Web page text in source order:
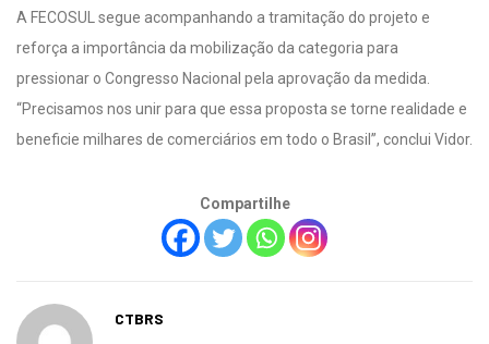
A FECOSUL segue acompanhando a tramitação do projeto e
reforça a importância da mobilização da categoria para
pressionar o Congresso Nacional pela aprovação da medida.
“Precisamos nos unir para que essa proposta se torne realidade e
beneficie milhares de comerciários em todo o Brasil”, conclui Vidor.
Compartilhe
CTBRS